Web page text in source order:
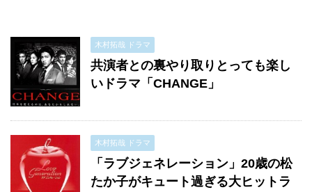
木村拓哉 ドラマ
共演者との裏やり取りとっても楽し
いドラマ「CHANGE」
木村拓哉 ドラマ
「ラブジェネレーション」20歳の松
たか子がキュート過ぎる大ヒットラ